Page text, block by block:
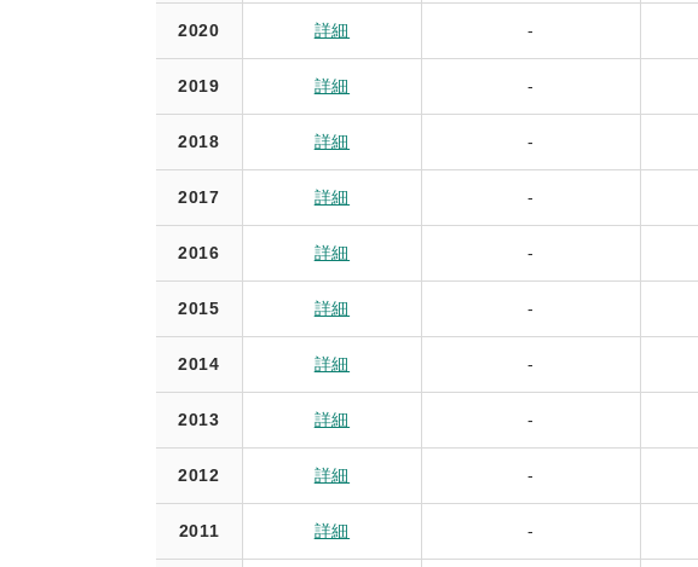
2020 詳細 -
2019 詳細 -
2018 詳細 -
2017 詳細 -
2016 詳細 -
2015 詳細 -
2014 詳細 -
2013 詳細 -
2012 詳細 -
2011 詳細 -